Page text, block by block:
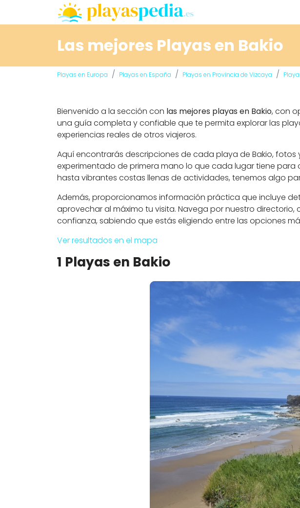
Las mejores Playas en Bakio
Playas en Europa Playas en España Playas en Provincia de Vizcaya
Bienvenido a la sección con las mejores playas en Bakio, con
una guía completa y confiable que te permita explorar las
experiencias reales de otros viajeros.
Aquí encontrarás descripciones de cada playa de Bakio,
experimentado de primera mano lo que cada lugar tiene
hasta vibrantes costas llenas de actividades, tenemos algo
Además, proporcionamos información práctica que incluye
aprovechar al máximo tu visita. Navega por nuestro
confianza, sabiendo que estás eligiendo entre las opciones
Ver resultados en el mapa
1 Playas en Bakio